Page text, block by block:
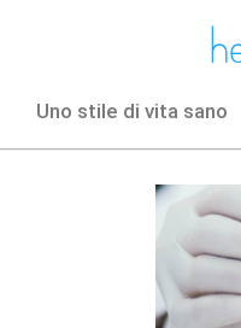
Uno stile di vita sano